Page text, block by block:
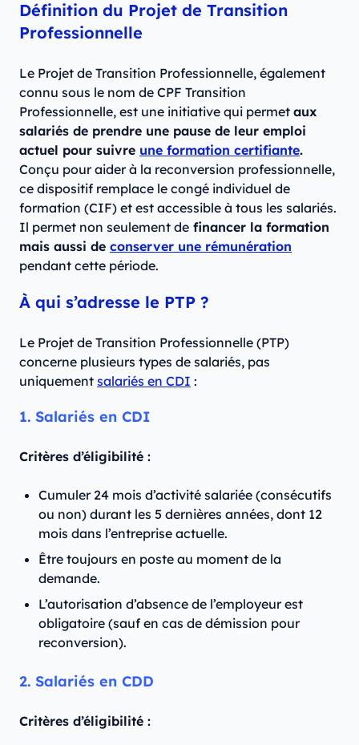
Définition du Projet de Transition
Professionnelle
Le Projet de Transition Professionnelle, également
connu sous le nom de CPF Transition
Professionnelle, est une initiative qui permet aux
salariés de prendre une pause de leur emploi
actuel pour suivre une formation certifiante.
Conçu pour aider à la reconversion professionnelle,
ce dispositif remplace le congé individuel de
formation (CIF) et est accessible à tous les salariés.
Il permet non seulement de financer la formation
mais aussi de conserver une rémunération
pendant cette période.
À qui s’adresse le PTP ?
Le Projet de Transition Professionnelle (PTP)
concerne plusieurs types de salariés, pas
uniquement salariés en CDI :
1. Salariés en CDI
Critères d’éligibilité :
Cumuler 24 mois d’activité salariée (consécutifs
ou non) durant les 5 dernières années, dont 12
mois dans l’entreprise actuelle.
Être toujours en poste au moment de la
demande.
L’autorisation d’absence de l’employeur est
obligatoire (sauf en cas de démission pour
reconversion).
2. Salariés en CDD
Critères d’éligibilité :